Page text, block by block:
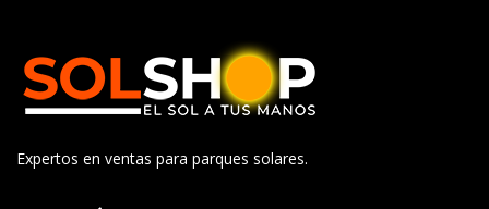
Expertos en ventas para parques solares.